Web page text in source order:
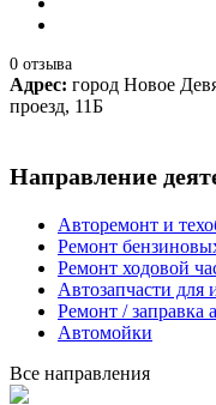
0 отзыва
Адрес: город Новое
проезд, 11Б
Направление
Авторемонт и
Ремонт
Ремонт ходовой
Автозапчасти для
Ремонт / заправка
Автомойки
Все направления